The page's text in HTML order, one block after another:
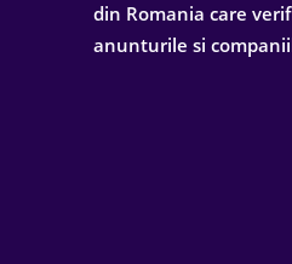
din Romania care
anunturile si